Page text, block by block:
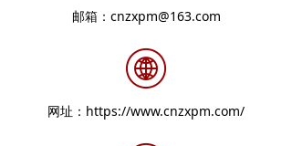
邮箱： cnzxpm@163.com
网址： https://www.cnzxpm.com/